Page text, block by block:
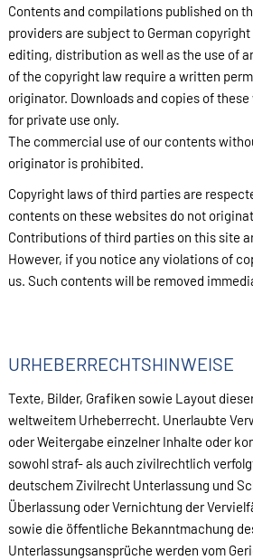
Contents and compilations published on
providers are subject to German
editing, distribution as well as the use of
of the copyright law require a written
originator. Downloads and copies of
for private use only.
The commercial use of our contents
originator is prohibited.
Copyright laws of third parties are
contents on these websites do not
Contributions of third parties on this site
However, if you notice any violations of
us. Such contents will be removed
URHEBERRECHTSHINWEISE
Texte, Bilder, Grafiken sowie Layout
weltweitem Urheberrecht. Unerlaubte
oder Weitergabe einzelner Inhalte oder
sowohl straf- als auch zivilrechtlich
deutschem Zivilrecht Unterlassung und
Überlassung oder Vernichtung der
sowie die öffentliche Bekanntmachung
Unterlassungsansprüche werden vom